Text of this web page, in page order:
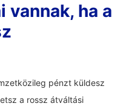
vannak, ha a
pénzt küldesz
a rossz átváltási